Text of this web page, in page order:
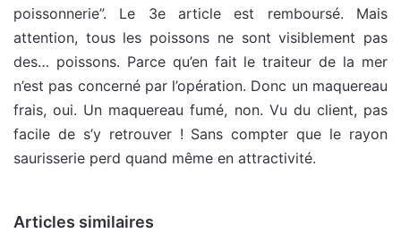
poissonnerie”. Le 3e article est remboursé. Mais
attention, tous les poissons ne sont visiblement pas
des… poissons. Parce qu’en fait le traiteur de la mer
n’est pas concerné par l’opération. Donc un maquereau
frais, oui. Un maquereau fumé, non. Vu du client, pas
facile de s’y retrouver ! Sans compter que le rayon
saurisserie perd quand même en attractivité.
Articles similaires